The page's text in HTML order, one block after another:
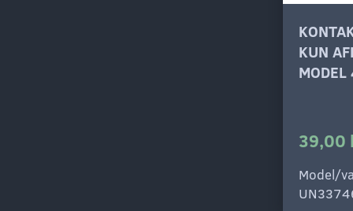
KUN
MODEL
39,00
Model/